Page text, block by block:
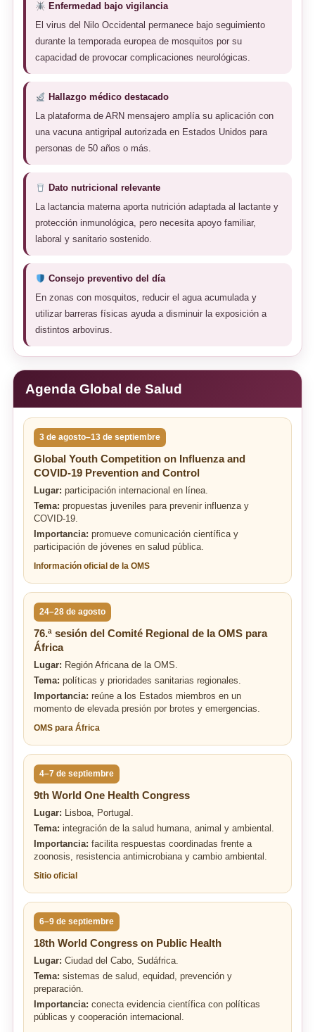
Enfermedad bajo vigilancia
El virus del Nilo Occidental permanece bajo seguimiento
durante la temporada europea de mosquitos por su
capacidad de provocar complicaciones neurológicas.
Hallazgo médico destacado
La plataforma de ARN mensajero amplía su aplicación con
una vacuna antigripal autorizada en Estados Unidos para
personas de 50 años o más.
Dato nutricional relevante
La lactancia materna aporta nutrición adaptada al lactante y
protección inmunológica, pero necesita apoyo familiar,
laboral y sanitario sostenido.
Consejo preventivo del día
En zonas con mosquitos, reducir el agua acumulada y
utilizar barreras físicas ayuda a disminuir la exposición a
distintos arbovirus.
Agenda Global de Salud
3 de agosto–13 de septiembre
Global Youth Competition on Influenza and
COVID-19 Prevention and Control
Lugar: participación internacional en línea.
Tema: propuestas juveniles para prevenir influenza y
COVID-19.
Importancia: promueve comunicación científica y
participación de jóvenes en salud pública.
Información oficial de la OMS
24–28 de agosto
76.ª sesión del Comité Regional de la OMS para
África
Lugar: Región Africana de la OMS.
Tema: políticas y prioridades sanitarias regionales.
Importancia: reúne a los Estados miembros en un
momento de elevada presión por brotes y emergencias.
OMS para África
4–7 de septiembre
9th World One Health Congress
Lugar: Lisboa, Portugal.
Tema: integración de la salud humana, animal y ambiental.
Importancia: facilita respuestas coordinadas frente a
zoonosis, resistencia antimicrobiana y cambio ambiental.
Sitio oficial
6–9 de septiembre
18th World Congress on Public Health
Lugar: Ciudad del Cabo, Sudáfrica.
Tema: sistemas de salud, equidad, prevención y
preparación.
Importancia: conecta evidencia científica con políticas
públicas y cooperación internacional.